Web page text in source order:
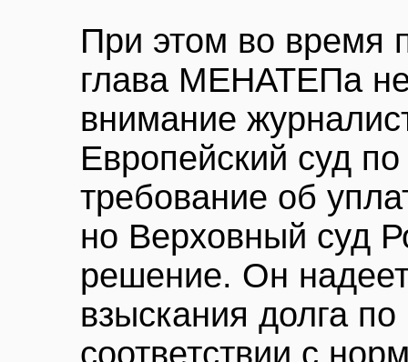
При этом во время
глава МЕНАТЕПа
внимание
Европейский суд
требование об
но Верховный суд
решение. Он
взыскания долга
соответствии с